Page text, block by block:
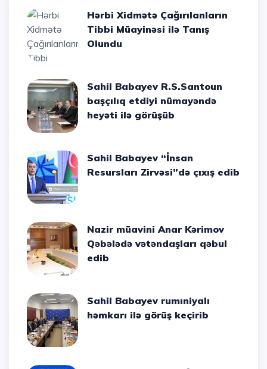
Hərbi Xidmətə Çağırılanların
Tibbi Müayinəsi ilə Tanış
Olundu
Sahil Babayev R.S.Santoun
başçılıq etdiyi nümayəndə
heyəti ilə görüşüb
Sahil Babayev “İnsan
Resursları Zirvəsi”də çıxış edib
Nazir müavini Anar Kərimov
Qəbələdə vətəndaşları qəbul
edib
Sahil Babayev rumıniyalı
həmkarı ilə görüş keçirib